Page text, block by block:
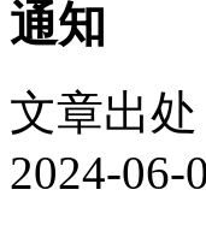
通知
文章出
2024-06-